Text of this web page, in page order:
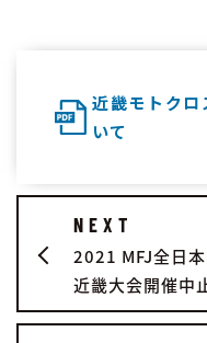
近畿モトク
いて
NEXT
2021 MFJ全日
近畿大会開催中